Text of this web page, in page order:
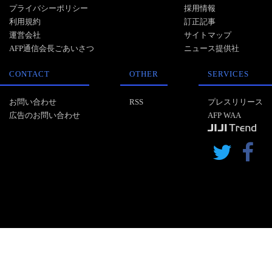
プライバシーポリシー
利用規約
運営会社
AFP通信会長ごあいさつ
採用情報
訂正記事
サイトマップ
ニュース提供社
CONTACT
お問い合わせ
広告のお問い合わせ
OTHER
RSS
SERVICES
プレスリリース
AFP WAA